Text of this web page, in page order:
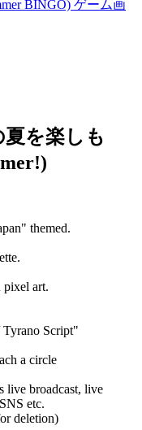
を楽しも
themed.
pixel art.
Script"
a circle
live broadcast, live
etc.
deletion)